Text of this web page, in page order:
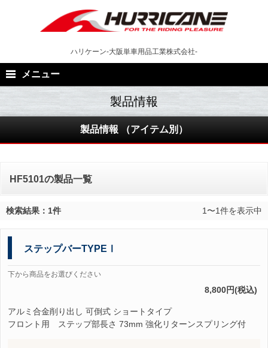
ハリケーン-大阪単車用品工業株式会社-
メニュー
製品情報 （アイテム別）
HF5101の製品一覧
検索結果：1件 1〜1件を表示中
ステップバーTYPEⅠ
下から商品をお選びください
8,800円(税込)
アルミ合金削り出し 可倒式 ショートタイプ
フロント用 ステップ部長さ 73mm 強化リターンスプリング付